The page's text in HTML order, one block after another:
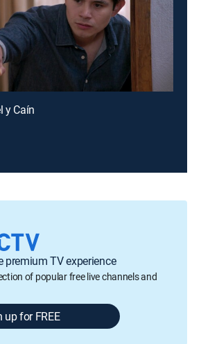
y Caín
premium TV experience
of popular free live channels and
up for FREE